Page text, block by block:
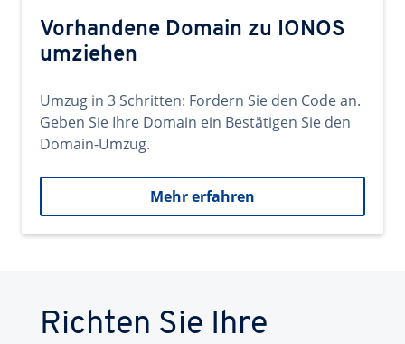
Vorhandene Domain zu IONOS
umziehen
Umzug in 3 Schritten: Fordern Sie den Code an.
Geben Sie Ihre Domain ein Bestätigen Sie den
Domain-Umzug.
Mehr erfahren
Richten Sie Ihre